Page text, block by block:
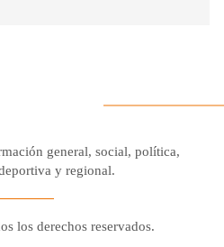
general, social, política,
y regional.
los derechos reservados.